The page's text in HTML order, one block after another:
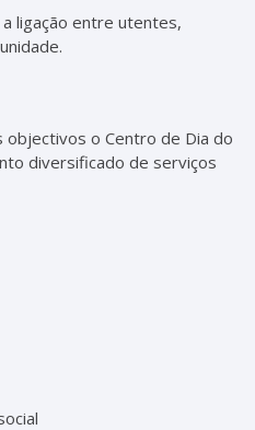
ligação entre utentes,
objectivos o Centro de Dia do
diversificado de serviços